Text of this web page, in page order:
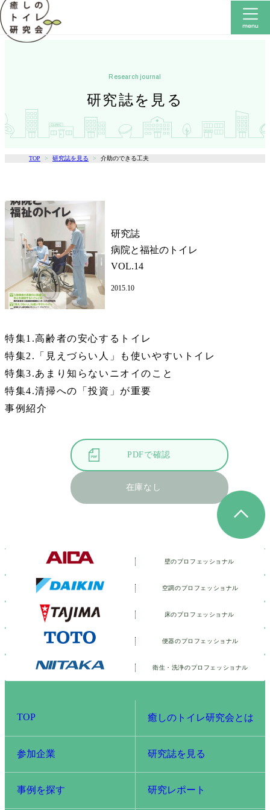
研究誌を見る
research journal
TOP 研究誌を見る 介助のできる工夫
研究誌
病院と福祉のトイレ
VOL.14
2015.10
特集1.高齢者の安心するトイレ
特集2.「見えづらい人」も使いやすいトイレ
特集3.あまり知らないニオイのこと
特集4.清掃への「投資」が重要
事例紹介
PDFで確認
在庫なし
壁のプロフェッショナル
空調のプロフェッショナル
床のプロフェッショナル
便器のプロフェッショナル
衛生・洗浄のプロフェッショナル
TOP 癒しのトイレ研究会とは
参加企業 研究誌を見る
事例を探す 研究レポート